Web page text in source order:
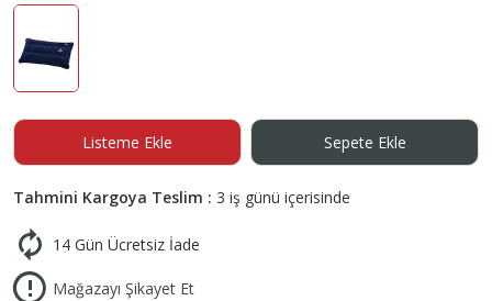
Listeme Ekle Sepete Ekle
Tahmini Kargoya Teslim : 3 iş günü içerisinde
14 Gün Ücretsiz İade
Mağazayı Şikayet Et